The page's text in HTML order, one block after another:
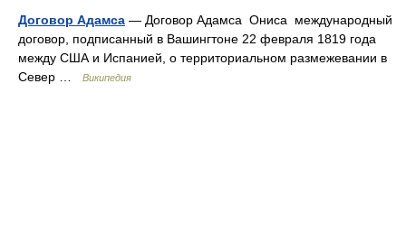
Договор Адамса — Договор Адамса Ониса международный
договор, подписанный в Вашингтоне 22 февраля 1819 года
между США и Испанией, о территориальном размежевании в
Север …
Википедия